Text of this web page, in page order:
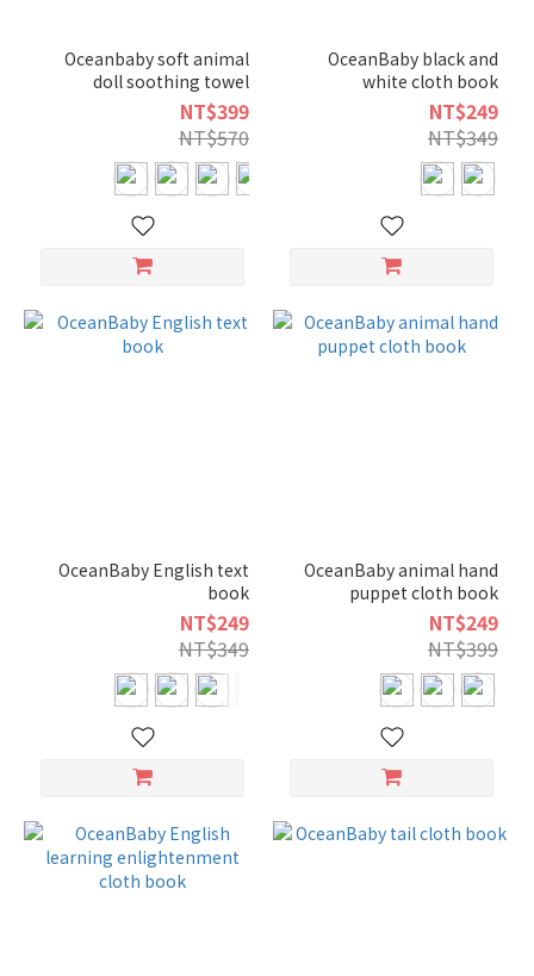
Oceanbaby soft animal
doll soothing towel
NT$399
NT$570
OceanBaby black and
white cloth book
NT$249
NT$349
OceanBaby English text
book
NT$249
NT$349
OceanBaby animal hand
puppet cloth book
NT$249
NT$399